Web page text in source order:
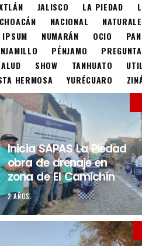
JALISCO LA PIEDAD
NACIONAL
IPSUM
NUMARÁN OCIO
PÉNJAMO
SHOW TANHUATO
HERMOSA
YURÉCUARO
Inicia SAPAS La Piedad
obra de drenaje en
zona de El Camichín
2 AÑOS.